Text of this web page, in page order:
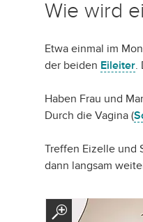
Wie wird
Etwa einmal im
der beiden Eileiter.
Haben Frau und
Durch die Vagina (
Treffen Eizelle und
dann langsam